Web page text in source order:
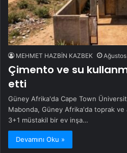
MEHMET HAZBİN KAZBEK
Çimento ve su
etti
Güney Afrika'da Cape Town
Mabonda, Güney Afrika'da toprak ve
3+1 müstakil bir ev inşa…
Devamını Oku »